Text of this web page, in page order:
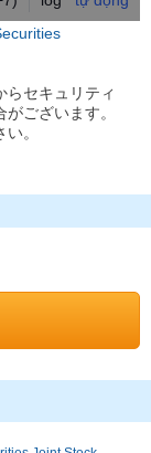
らセキュリティ
ございます。
。